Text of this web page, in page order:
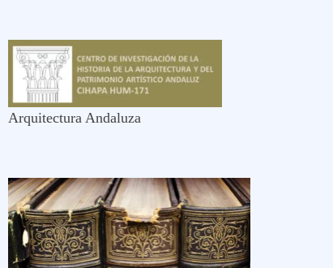
Arquitectura Andaluza